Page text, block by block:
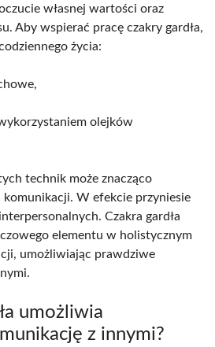
własnej wartości oraz
Aby wspierać pracę czakry gardła,
życia:
olejków
technik może znacząco
komunikacji. W efekcie przyniesie
Czakra gardła
elementu w holistycznym
umożliwiając prawdziwe
umożliwia
z innymi?